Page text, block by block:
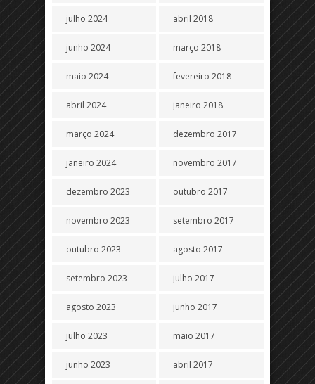
julho 2024
junho 2024
maio 2024
abril 2024
março 2024
janeiro 2024
dezembro 2023
novembro 2023
outubro 2023
setembro 2023
agosto 2023
julho 2023
junho 2023
abril 2018
março 2018
fevereiro 2018
janeiro 2018
dezembro 2017
novembro 2017
outubro 2017
setembro 2017
agosto 2017
julho 2017
junho 2017
maio 2017
abril 2017